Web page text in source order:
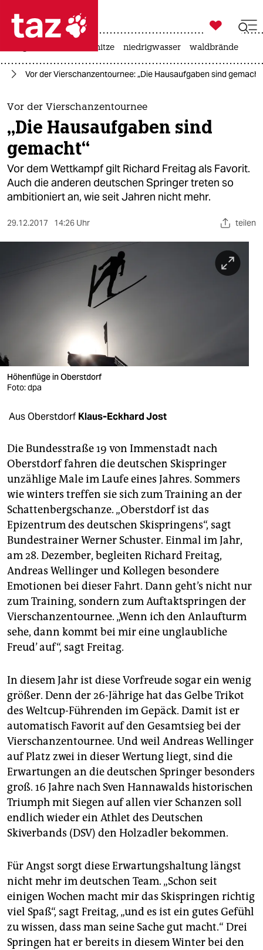
 taz zahl ich
taz zahl ich
themen
politik
öko
gesellschaft
sport
verlag
veranstaltungen
shop
unterstützen
abo
genossenschaft
epaper login

taz zahl ich
hitze niedrigwasser waldbrände
Vor der Vierschanzentournee: „Die Hausaufgaben sind
Vor der Vierschanzentournee
„Die Hausaufgaben sind
gemacht“
Vor dem Wettkampf gilt Richard Freitag als Favorit.
Auch die anderen deutschen Springer treten so
ambitioniert an, wie seit Jahren nicht mehr.
29.12.2017 14:26 Uhr teilen
Höhenflüge in Oberstdorf
Foto: dpa
Aus Oberstdorf Klaus-Eckhard Jost
Die Bundesstraße 19 von Immenstadt nach
Oberstdorf fahren die deutschen Skispringer
unzählige Male im Laufe eines Jahres. Sommers
wie winters treffen sie sich zum Training an der
Schattenbergschanze. „Oberstdorf ist das
Epizentrum des deutschen Skispringens“, sagt
Bundestrainer Werner Schuster. Einmal im Jahr,
am 28. Dezember, begleiten Richard Freitag,
Andreas Wellinger und Kollegen besondere
Emotionen bei dieser Fahrt. Dann geht’s nicht nur
zum Training, sondern zum Auftaktspringen der
Vierschanzentournee. „Wenn ich den Anlaufturm
sehe, dann kommt bei mir eine unglaubliche
Freud’ auf“, sagt Freitag.
In diesem Jahr ist diese Vorfreude sogar ein wenig
größer. Denn der 26-Jährige hat das Gelbe Trikot
des Weltcup-Führenden im Gepäck. Damit ist er
automatisch Favorit auf den Gesamtsieg bei der
Vierschanzentournee. Und weil Andreas Wellinger
auf Platz zwei in dieser Wertung liegt, sind die
Erwartungen an die deutschen Springer besonders
groß. 16 Jahre nach Sven Hannawalds historischen
Triumph mit Siegen auf allen vier Schanzen soll
endlich wieder ein Athlet des Deutschen
Skiverbands (DSV) den Holzadler bekommen.
Für Angst sorgt diese Erwartungshaltung längst
nicht mehr im deutschen Team. „Schon seit
einigen Wochen macht mir das Skispringen richtig
viel Spaß“, sagt Freitag, „und es ist ein gutes Gefühl
zu wissen, dass man seine Sache gut macht.“ Drei
Springen hat er bereits in diesem Winter bei den